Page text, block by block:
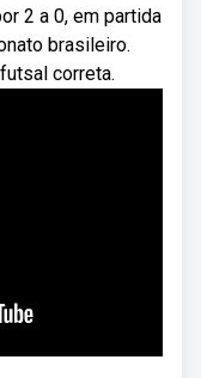
2 a 0, em partida
brasileiro.
correta.